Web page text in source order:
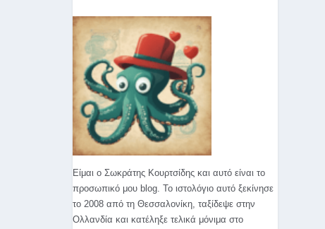
Είμαι ο Σωκράτης Κουρτσίδης και αυτό είναι το
προσωπικό μου blog. Το ιστολόγιο αυτό ξεκίνησε
το 2008 από τη Θεσσαλονίκη, ταξίδεψε στην
Ολλανδία και κατέληξε τελικά μόνιμα στο